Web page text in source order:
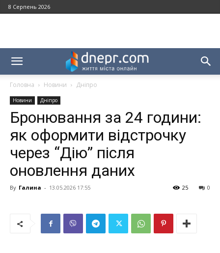
8 Серпень 2026
Головна Новини Дніпро
Новини Дніпро
Бронювання за 24 години:
як оформити відстрочку
через “Дію” після
оновлення даних
By Галина - 13.05.2026 17:55 0
25